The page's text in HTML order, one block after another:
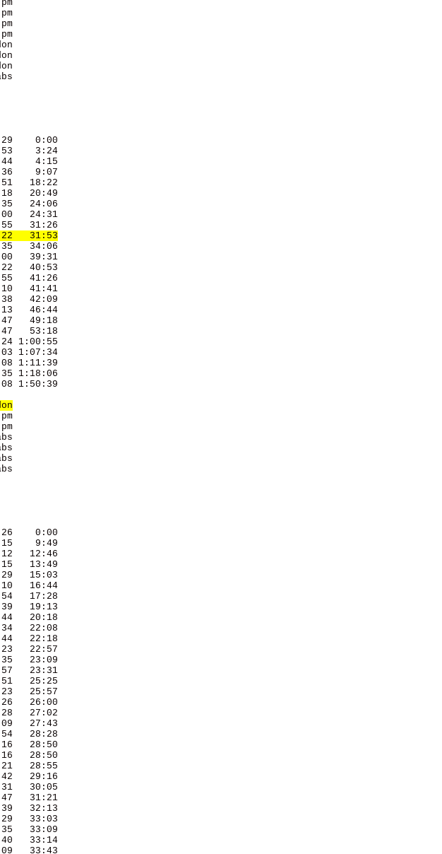
pm
pm
pm
pm
Abandon
Abandon
Abandon
abs
0:00
3:24
4:15
9:07
18:22
20:49
24:06
24:31
31:26
31:53
34:06
39:31
40:53
41:26
41:41
42:09
46:44
49:18
53:18
1:00:55
1:07:34
1:11:39
1:18:06
1:50:39
pm
pm
abs
abs
abs
abs
0:00
9:49
12:46
13:49
15:03
16:44
17:28
19:13
20:18
22:08
22:18
22:57
23:09
23:31
25:25
25:57
26:00
27:02
27:43
28:28
28:50
28:50
28:55
29:16
30:05
31:21
32:13
33:03
33:09
33:14
33:43